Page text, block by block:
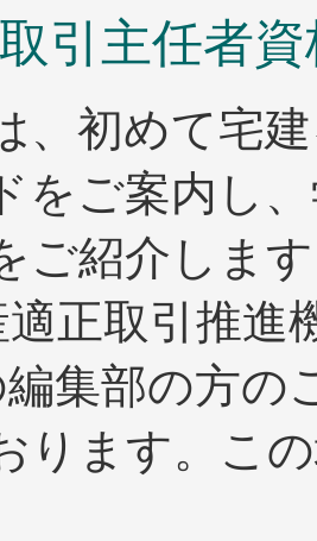
引主任者
、初めて宅
をご案内し
ご紹介しま
正取引推進
集部の方の
ります。こ